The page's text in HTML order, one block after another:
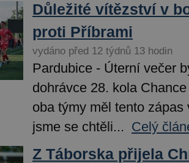
Důležité vítězství v
proti Příbrami
vydáno před 12 týdnů 13 hodin
Pardubice - Úterní večer
dohrávce 28. kola
oba týmy měl tento zápas
jsme se chtěli... Celý
Z Táborska přijela